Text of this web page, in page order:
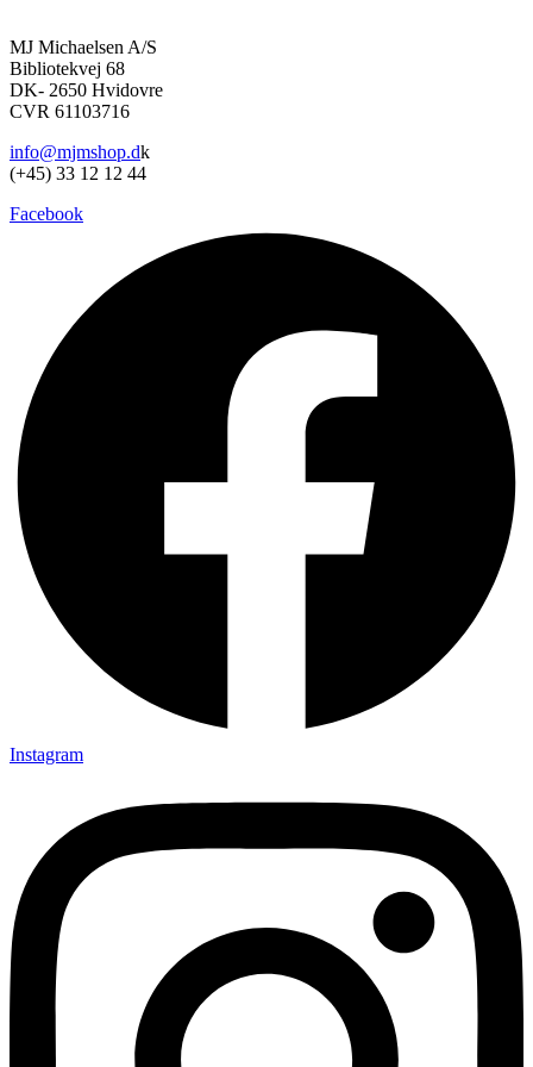
flere
varianter.
Mulighederne
kan
på
varesiden
MJ Michaelsen A/S
Bibliotekvej 68
DK- 2650 Hvidovre
CVR 61103716
info@mjmshop.dk
(+45) 33 12 12 44
Facebook
Instagram